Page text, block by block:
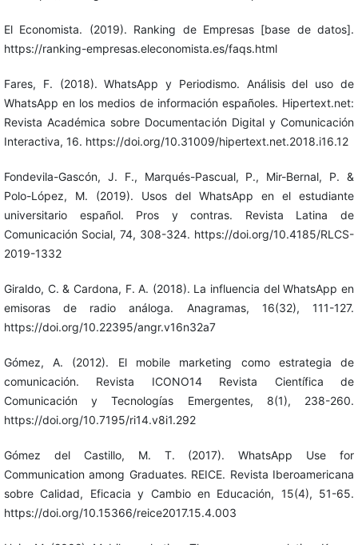
El Economista. (2019). Ranking de Empresas [base de datos].
https://ranking-empresas.eleconomista.es/faqs.html
Fares, F. (2018). WhatsApp y Periodismo. Análisis del uso de
WhatsApp en los medios de información españoles. Hipertext.net:
Revista Académica sobre Documentación Digital y Comunicación
Interactiva, 16. https://doi.org/10.31009/hipertext.net.2018.i16.12
Fondevila-Gascón, J. F., Marqués-Pascual, P., Mir-Bernal, P. &
Polo-López, M. (2019). Usos del WhatsApp en el estudiante
universitario español. Pros y contras. Revista Latina de
Comunicación Social, 74, 308-324. https://doi.org/10.4185/RLCS-
2019-1332
Giraldo, C. & Cardona, F. A. (2018). La influencia del WhatsApp en
emisoras de radio análoga. Anagramas, 16(32), 111-127.
https://doi.org/10.22395/angr.v16n32a7
Gómez, A. (2012). El mobile marketing como estrategia de
comunicación. Revista ICONO14 Revista Científica de
Comunicación y Tecnologías Emergentes, 8(1), 238-260.
https://doi.org/10.7195/ri14.v8i1.292
Gómez del Castillo, M. T. (2017). WhatsApp Use for
Communication among Graduates. REICE. Revista Iberoamericana
sobre Calidad, Eficacia y Cambio en Educación, 15(4), 51-65.
https://doi.org/10.15366/reice2017.15.4.003